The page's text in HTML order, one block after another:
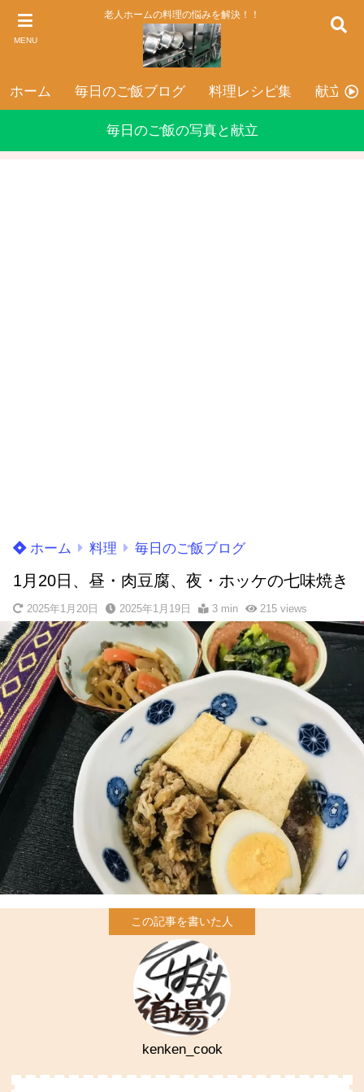
MENU
老人ホームの料理の悩みを解決！！
ホーム 毎日のご飯ブログ 料理レシピ集 献立表
毎日のご飯の写真と献立
ホーム 料理 毎日のご飯ブログ
1月20日、昼・肉豆腐、夜・ホッケの七味焼き
2025年1月20日 2025年1月19日 3 min 215views
kenken_cook